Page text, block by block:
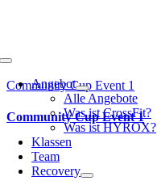
Toggle
NavigationAngebot
Alle Angebote
Was ist CrossFit?
Was ist HYROX?
Klassen
Team
Recovery
Community Cup Event 1
Community Cup Event 1